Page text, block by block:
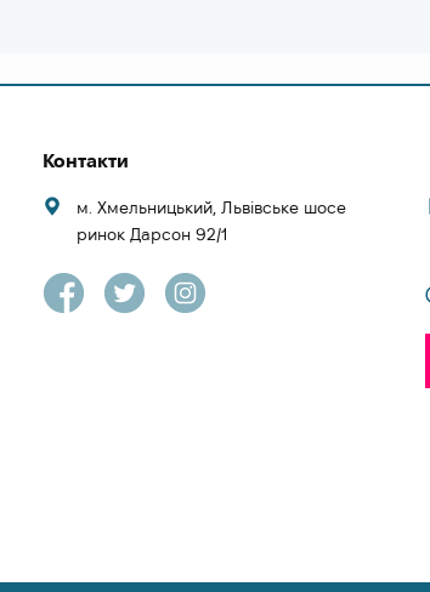
Контакти
м. Хмельницький, Львівське шосе
ринок Дарсон 92/1